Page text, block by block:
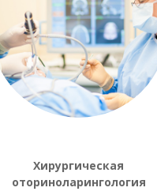
Хирургическая
оториноларингология